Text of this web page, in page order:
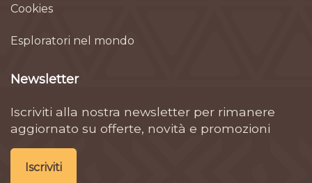
Cookies
Esploratori nel mondo
Newsletter
Iscriviti alla nostra newsletter per rimanere
aggiornato su offerte, novità e promozioni
Iscriviti